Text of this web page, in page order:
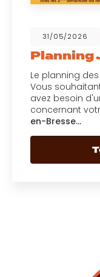
31/05/2026
Planning
Le planning
Vous
avez besoin
concernant
en-Bresse…